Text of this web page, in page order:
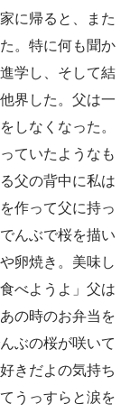
に帰ると、また
。特に何も聞か
学し、そして結
界した。父は一
しなくなった。
ていたようなも
父の背中に私は
作って父に持っ
んぶで桜を描い
卵焼き。美味し
べようよ」父は
の時のお弁当を
ぶの桜が咲いて
きだよの気持ち
うっすらと涙を